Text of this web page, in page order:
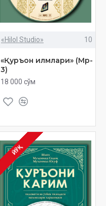
«Hilol Studio» 10
«Қуръон илмлари» (Мp-
3)
18 000 сўм
ЙЎҚ